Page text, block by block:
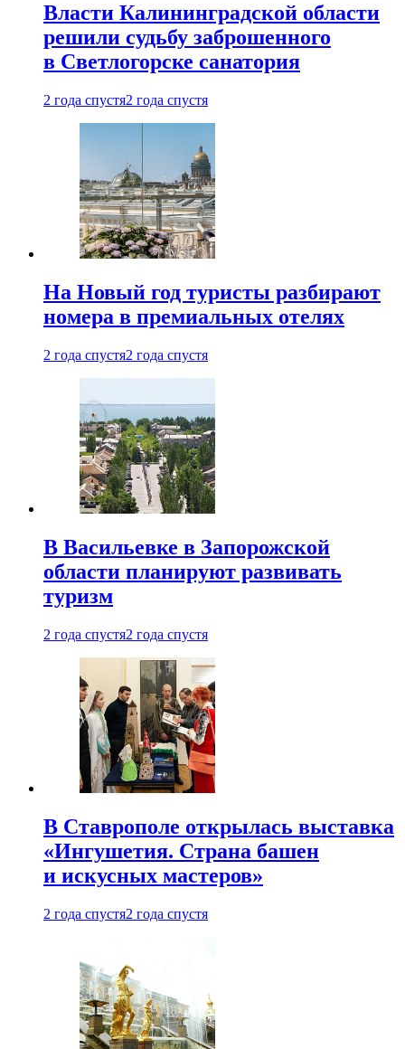
Власти Калининградской области
решили судьбу заброшенного
в Светлогорске санатория
2 года спустя2 года спустя
На Новый год туристы разбирают
номера в премиальных отелях
2 года спустя2 года спустя
В Васильевке в Запорожской
области планируют развивать
туризм
2 года спустя2 года спустя
В Ставрополе открылась выставка
«Ингушетия. Страна башен
и искусных мастеров»
2 года спустя2 года спустя